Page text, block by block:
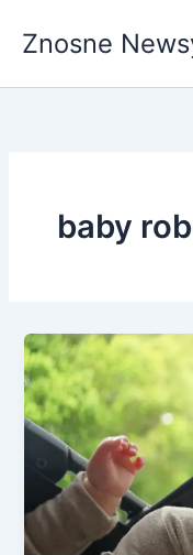
Znosne
baby